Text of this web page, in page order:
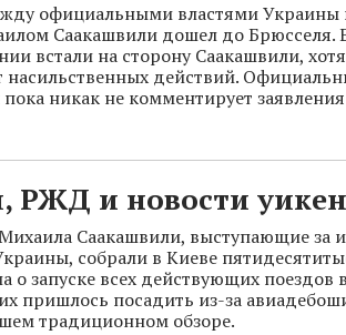
официальными властями Украины
Саакашвили дошел до Брюсселя.
встали на сторону Саакашвили,
насильственных действий.
никак не комментирует
РЖД и новости
Саакашвили, выступающие за
собрали в Киеве
о запуске всех действующих поездов
пришлось посадить из-за
традиционном обзоре.